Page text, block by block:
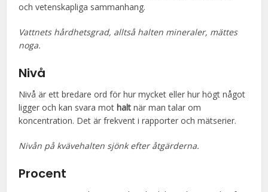
och vetenskapliga sammanhang.
Vattnets hårdhetsgrad, alltså halten mineraler, mättes
noga.
Nivå
Nivå är ett bredare ord för hur mycket eller hur högt något
ligger och kan svara mothalt när man talar om
koncentration. Det är frekvent i rapporter och mätserier.
Nivån på kvävehalten sjönk efter åtgärderna.
Procent